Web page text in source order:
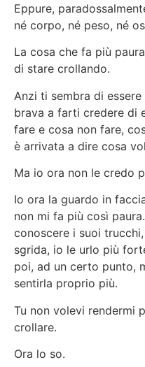
Eppure,
né corpo, né peso, né
La cosa che fa più
di stare crollando.
Anzi ti sembra di
brava a farti credere di
fare e cosa non fare,
è arrivata a dire cosa
Ma io ora non le credo
Io ora la guardo in
non mi fa più così
conoscere i suoi
sgrida, io le urlo più
poi, ad un certo punto,
sentirla proprio più.
Tu non volevi rendermi
crollare.
Ora lo so.